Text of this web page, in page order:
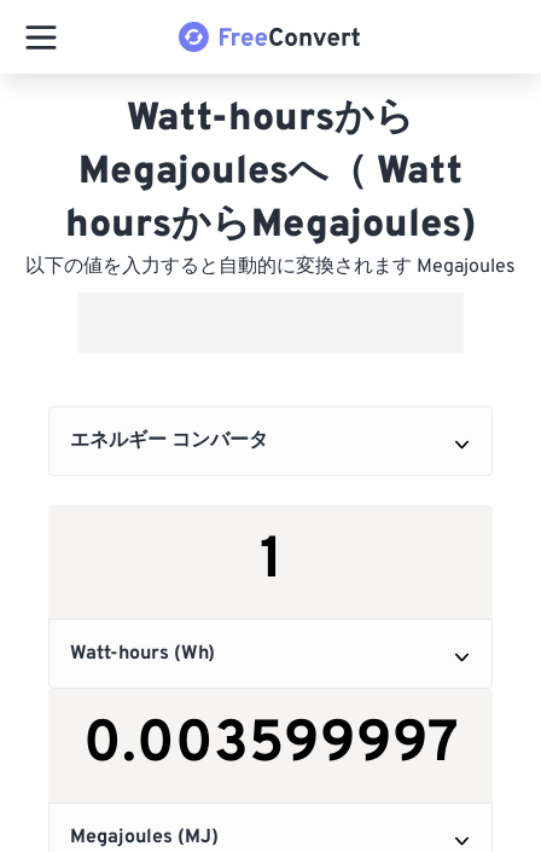
Watt-hoursから
Megajoulesへ（ Watt
hoursからMegajoules)
以下の値を入力すると自動的に変換されます Megajoules